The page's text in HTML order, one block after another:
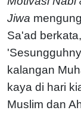
Jiwa
Sa'ad
kalangan
kaya di hari
Muslim dan